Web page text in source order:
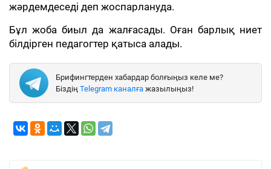
жәрдемдеседі деп жоспарлануда.
Бұл жоба биыл да жалғасады. Оған барлық ниет
білдірген педагогтер қатыса алады.
Брифингтерден хабардар болғыңыз келе ме?
Біздің Telegram каналға жазылыңыз!